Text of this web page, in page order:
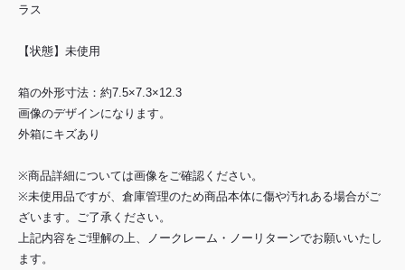
ラス
【状態】未使用
箱の外形寸法：約7.5×7.3×12.3
画像のデザインになります。
外箱にキズあり
※商品詳細については画像をご確認ください。
※未使用品ですが、倉庫管理のため商品本体に傷や汚れある場合がご
ざいます。ご了承ください。
上記内容をご理解の上、ノークレーム・ノーリターンでお願いいたし
ます。